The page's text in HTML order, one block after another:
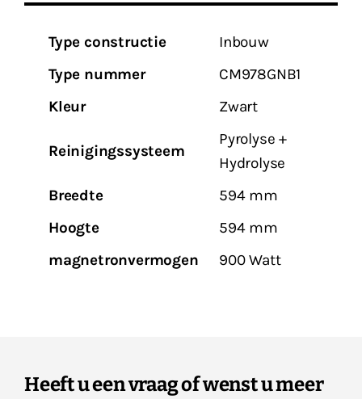
Type constructie
Inbouw
Type nummer
CM978GNB1
Kleur
Zwart
Reinigingssysteem
Pyrolyse +
Hydrolyse
Breedte
594 mm
Hoogte
594 mm
magnetronvermogen
900 Watt
Heeft u een vraag of wenst u meer